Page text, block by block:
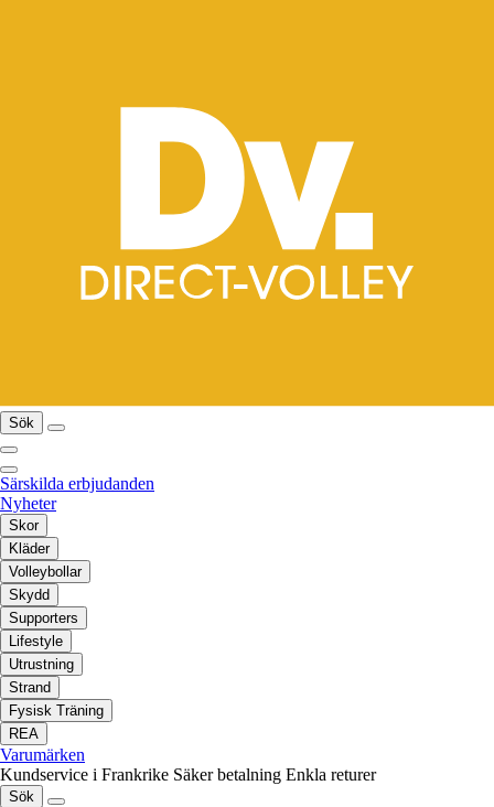
Sök
Särskilda erbjudanden
Nyheter
Skor
Kläder
Volleybollar
Skydd
Supporters
Lifestyle
Utrustning
Strand
Fysisk Träning
REA
Varumärken
Kundservice i Frankrike Säker betalning Enkla returer
Sök